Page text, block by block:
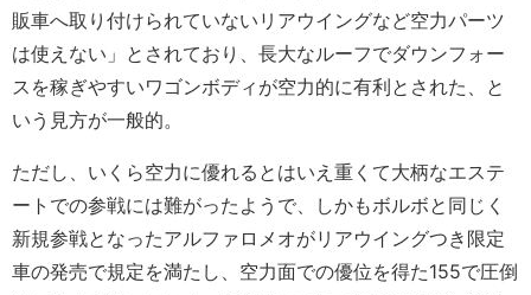
販車へ取り付けられていないリアウイングなど空力パーツ
は使えない」とされており、長大なルーフでダウンフォー
スを稼ぎやすいワゴンボディが空力的に有利とされた、と
いう見方が一般的。
ただし、いくら空力に優れるとはいえ重くて大柄なエステ
ートでの参戦には難がったようで、しかもボルボと同じく
新規参戦となったアルファロメオがリアウイングつき限定
車の発売で規定を満たし、空力面での優位を得た155で圧倒